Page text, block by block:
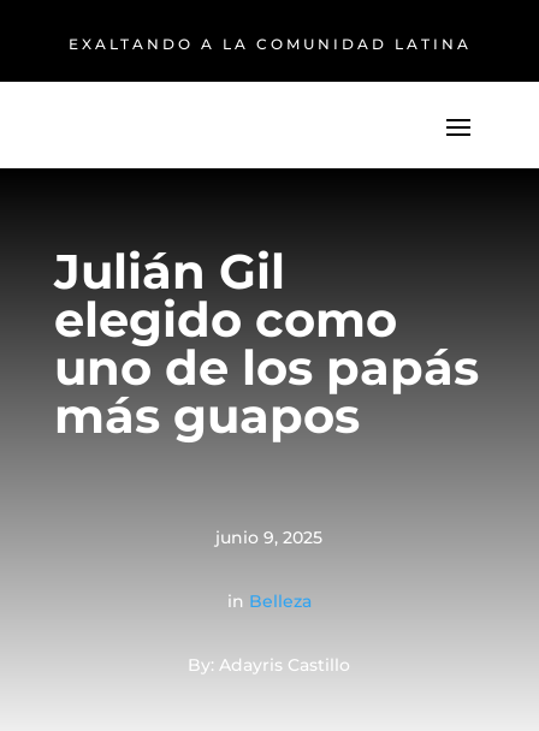
EXALTANDO A LA COMUNIDAD LATINA
Julián Gil
elegido como
uno de los papás
más guapos
junio 9, 2025
in Belleza
By: Adayris Castillo